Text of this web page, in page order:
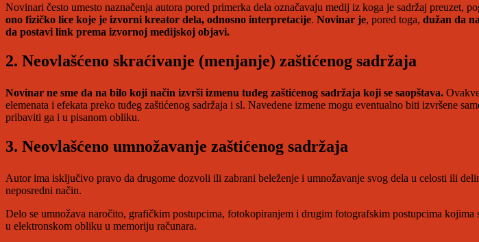
Novinari često umesto naznačenja autora pored primerka dela označavaju medij iz koga je sadržaj preuzet,
ono fizičko lice koje je izvorni kreator dela, odnosno interpretacije. Novinar je, pored toga, dužan da
da postavi link prema izvornoj medijskoj objavi.
2. Neovlašćeno skraćivanje (menjanje) zaštićenog sadržaja
Novinar ne sme da na bilo koji način izvrši izmenu tuđeg zaštićenog sadržaja koji se saopštava.
elemenata i efekata preko tuđeg zaštićenog sadržaja i sl. Navedene izmene mogu eventualno biti izvršene
pribaviti ga i u pisanom obliku.
3. Neovlašćeno umnožavanje zaštićenog sadržaja
Autor ima isključivo pravo da drugome dozvoli ili zabrani beleženje i umnožavanje svog dela u celosti ili
neposredni način.
Delo se umnožava naročito, grafičkim postupcima, fotokopiranjem i drugim fotografskim postupcima
u elektronskom obliku u memoriju računara.